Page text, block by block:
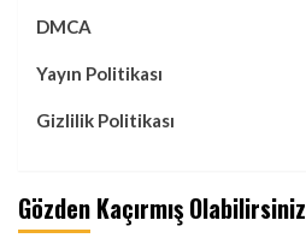
DMCA
Yayın Politikası
Gizlilik Politikası
Gözden Kaçırmış Olabilirsiniz